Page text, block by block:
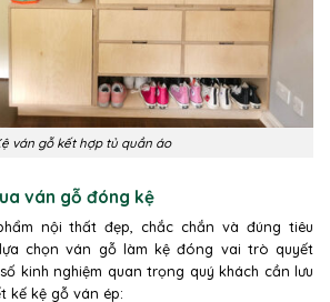
ván gỗ kết hợp tủ quần áo
ván gỗ đóng kệ
nội thất đẹp, chắc chắn và đúng tiêu
chọn ván gỗ làm kệ đóng vai trò quyết
kinh nghiệm quan trọng quý khách cần lưu
kế kệ gỗ ván ép: